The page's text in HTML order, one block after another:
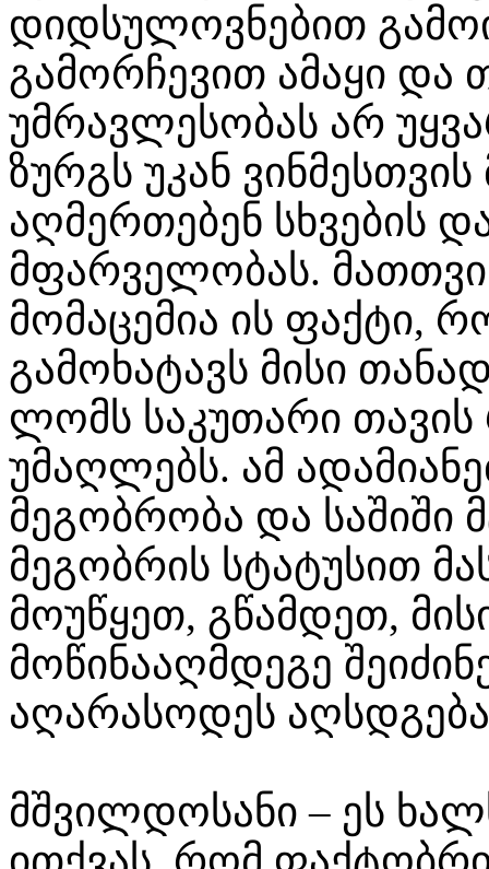
დიდსულოვნებით
გამორჩევით ამაყი და
უმრავლესობას არ
ზურგს უკან
აღმერთებენ სხვების
მფარველობას.
მომაცემია ის ფაქტი,
გამოხატავს მისი
ლომს საკუთარი
უმაღლებს. ამ
მეგობრობა და საშიში
მეგობრის სტატუსით
მოუწყეთ, გწამდეთ,
მოწინააღმდეგე
აღარასოდეს
მშვილდოსანი – ეს